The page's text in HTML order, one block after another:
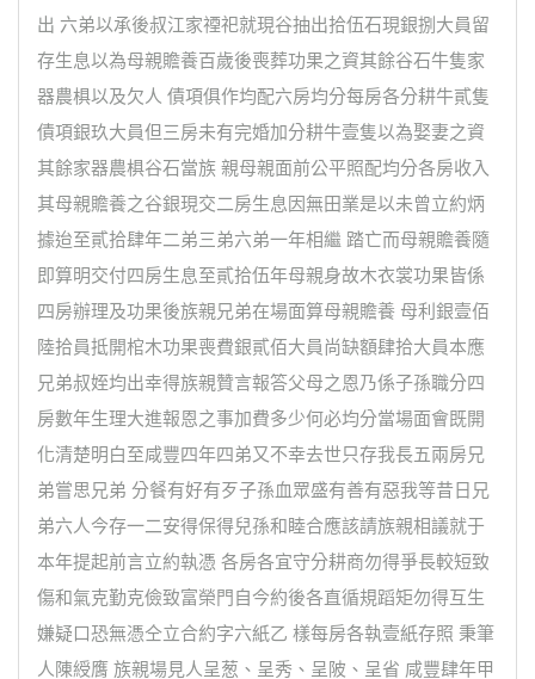
出 六弟以承後叔江家禋祀就現谷抽出拾伍石現銀捌大員留
存生息以為母親贍養百歲後喪葬功果之資其餘谷石牛隻家
器農椇以及欠人 債項俱作均配六房均分每房各分耕牛貳隻
債項銀玖大員但三房未有完婚加分耕牛壹隻以為娶妻之資
其餘家器農椇谷石當族 親母親面前公平照配均分各房收入
其母親贍養之谷銀現交二房生息因無田業是以未曾立約炳
據迨至貳拾肆年二弟三弟六弟一年相繼 踏亡而母親贍養隨
即算明交付四房生息至貳拾伍年母親身故木衣裳功果皆係
四房辦理及功果後族親兄弟在場面算母親贍養 母利銀壹佰
陸拾員抵開棺木功果喪費銀貳佰大員尚缺額肆拾大員本應
兄弟叔姪均出幸得族親贊言報答父母之恩乃係子孫職分四
房數年生理大進報恩之事加費多少何必均分當場面會既開
化清楚明白至咸豐四年四弟又不幸去世只存我長五兩房兄
弟嘗思兄弟 分餐有好有歹子孫血眾盛有善有惡我等昔日兄
弟六人今存一二安得保得兒孫和睦合應該請族親相議就于
本年提起前言立約執憑 各房各宜守分耕商勿得爭長較短致
傷和氣克勤克儉致富榮門自今約後各直循規蹈矩勿得互生
嫌疑口恐無憑仝立合約字六紙乙 樣每房各執壹紙存照 秉筆
人陳綬膺 族親場見人呈葱、呈秀、呈陂、呈省 咸豐肆年甲